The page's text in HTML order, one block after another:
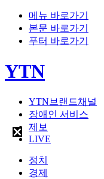
메뉴 바로가기
본문 바로가기
푸터 바로가기
YTN
YTN브랜드채널
장애인 서비스
제보
LIVE
정치
경제